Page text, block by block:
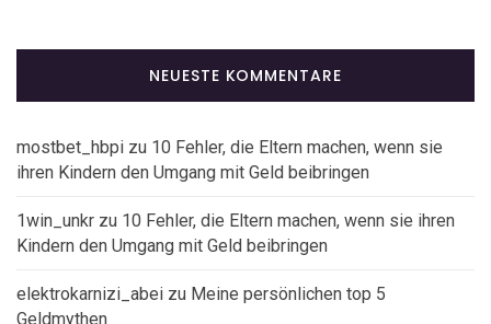
NEUESTE KOMMENTARE
mostbet_hbpi zu 10 Fehler, die Eltern machen, wenn sie
ihren Kindern den Umgang mit Geld beibringen
1win_unkr zu 10 Fehler, die Eltern machen, wenn sie ihren
Kindern den Umgang mit Geld beibringen
elektrokarnizi_abei zu Meine persönlichen top 5
Geldmythen